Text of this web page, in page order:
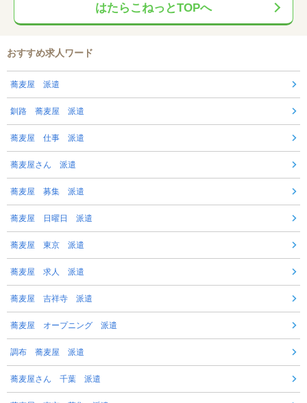
はたらこねっとTOPへ
おすすめ求人ワード
蕎麦屋 派遣
釧路 蕎麦屋 派遣
蕎麦屋 仕事 派遣
蕎麦屋さん 派遣
蕎麦屋 募集 派遣
蕎麦屋 日曜日 派遣
蕎麦屋 東京 派遣
蕎麦屋 求人 派遣
蕎麦屋 吉祥寺 派遣
蕎麦屋 オープニング 派遣
調布 蕎麦屋 派遣
蕎麦屋さん 千葉 派遣